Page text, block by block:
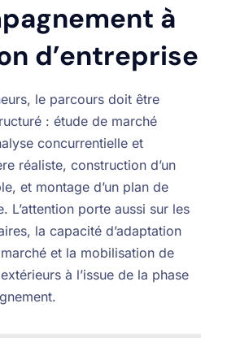
à
d’entreprise
le parcours doit être
: étude de marché
concurrentielle et
réaliste, construction d’un
et montage d’un plan de
L’attention porte aussi sur les
la capacité d’adaptation
et la mobilisation de
à l’issue de la phase